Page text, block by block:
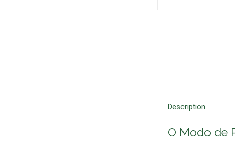
Description
O Modo de